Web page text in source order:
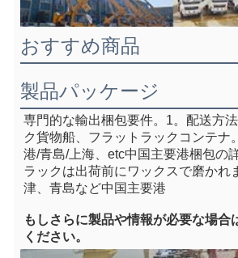
おすすめ商品
製品パッケージ
専門的な輸出梱包要件。1。 配送方
ク貨物船、フラットラックコンテナ
港/青島/上海、etc中国主要港梱包の
ラックは出荷前にワックスで磨かれ
津、青島など中国主要港
もし さらに製品や情報が必要な場合
ください。